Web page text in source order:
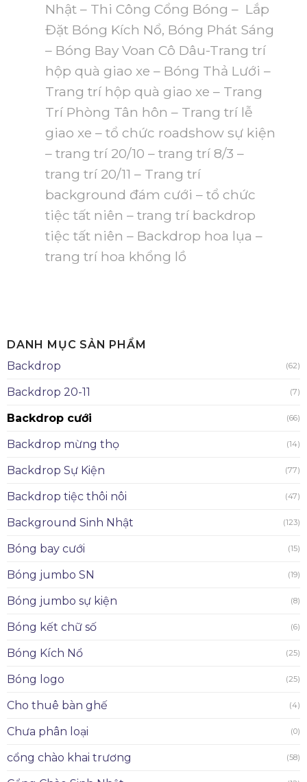
Nhật – Thi Công Cổng Bóng – Lắp
Đặt Bóng Kích Nổ, Bóng Phát Sáng
– Bóng Bay Voan Cô Dâu-Trang trí
hộp quà giao xe – Bóng Thả Lưới –
Trang trí hộp quà giao xe – Trang
Trí Phòng Tân hôn – Trang trí lễ
giao xe – tổ chức roadshow sự kiện
– trang trí 20/10 – trang trí 8/3 –
trang trí 20/11 – Trang trí
background đám cưới – tổ chức
tiệc tất niên – trang trí backdrop
tiệc tất niên – Backdrop hoa lụa –
trang trí hoa khổng lồ
DANH MỤC SẢN PHẨM
Backdrop
(62)
Backdrop 20-11 (7)
Backdrop cưới (66)
Backdrop mừng thọ (14)
Backdrop Sự Kiện (77)
Backdrop tiệc thôi nôi (47)
Background Sinh Nhật (123)
Bóng bay cưới (15)
Bóng jumbo SN (19)
Bóng jumbo sự kiện (8)
Bóng kết chữ số (6)
Bóng Kích Nổ (25)
Bóng logo (25)
Cho thuê bàn ghế (4)
Chưa phân loại (0)
cổng chào khai trương (58)